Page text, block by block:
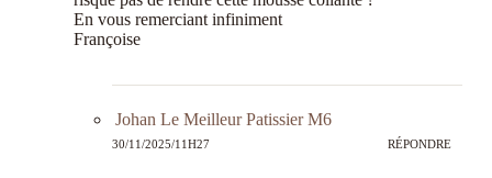
En vous remerciant infiniment
Françoise
Johan Le Meilleur Patissier M6
30/11/2025/11H27 RÉPONDRE